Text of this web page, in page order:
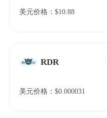
美元价格：$10.88
RDR
美元价格：$0.000031